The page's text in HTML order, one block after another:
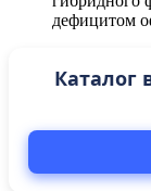
дефицитом